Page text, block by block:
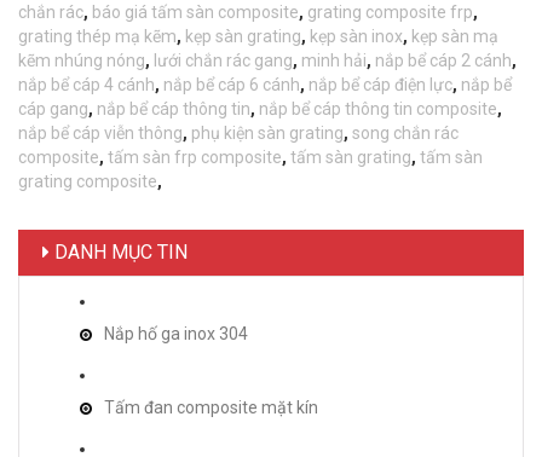
chắn rác, báo giá tấm sàn composite, grating composite frp,
grating thép mạ kẽm, kẹp sàn grating, kẹp sàn inox, kẹp sàn mạ
kẽm nhúng nóng, lưới chắn rác gang, minh hải, nắp bể cáp 2 cánh,
nắp bể cáp 4 cánh, nắp bể cáp 6 cánh, nắp bể cáp điện lực, nắp bể
cáp gang, nắp bể cáp thông tin, nắp bể cáp thông tin composite,
nắp bể cáp viễn thông, phụ kiện sàn grating, song chắn rác
composite, tấm sàn frp composite, tấm sàn grating, tấm sàn
grating composite,
DANH MỤC TIN
Nắp hố ga inox 304
Tấm đan composite mặt kín